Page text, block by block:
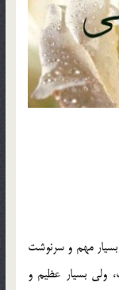
مهم و سرنوشت
بسیار عظیم و